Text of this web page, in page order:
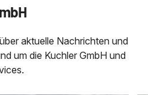
Schachtsanierung
Entsorgung von
Prüfung &
Entleerung von
Faultürmen per
Brückenentwässerung
Referenzen
aktuelle Nachrichten und
um die Kuchler GmbH und